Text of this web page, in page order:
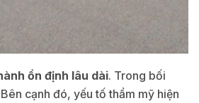
ổn định lâu dài. Trong bối
cạnh đó, yếu tố thẩm mỹ hiện